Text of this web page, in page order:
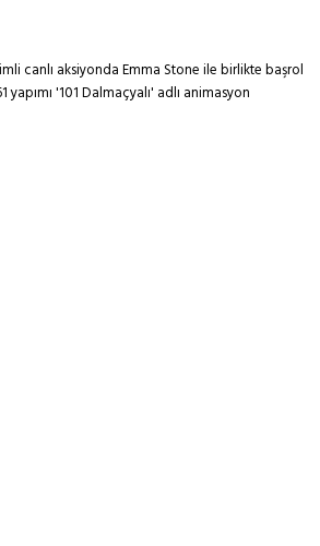
canlı aksiyonda Emma Stone ile birlikte başrol
'101 Dalmaçyalı' adlı animasyon